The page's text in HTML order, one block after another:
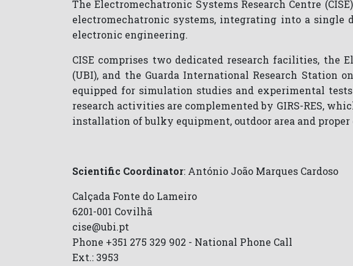
The Electromechatronic Systems Research Centre
electromechatronic systems, integrating into a single
electronic engineering.
CISE comprises two dedicated research facilities, the
(UBI), and the Guarda International Research Station
equipped for simulation studies and experimental
research activities are complemented by GIRS-RES,
installation of bulky equipment, outdoor area and
Scientific Coordinator: António João Marques Cardoso
Calçada Fonte do Lameiro
6201-001 Covilhã
cise@ubi.pt
Phone +351 275 329 902 - National Phone Call
Ext.: 3953